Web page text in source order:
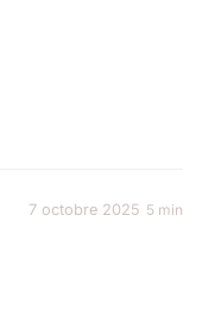
7 octobre 2025 5 min